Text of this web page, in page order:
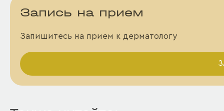
Запись на прием
Запишитесь на прием к дерматологу